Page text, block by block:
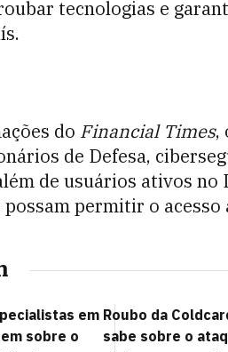
tecnologias e
do Financial Times,
de Defesa,
de usuários ativos
permitir o
em
sobre o
Roubo da
sabe sobre o